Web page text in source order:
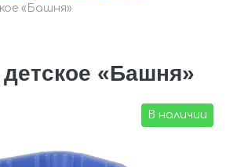
«Башня»
«Башня»
В наличии